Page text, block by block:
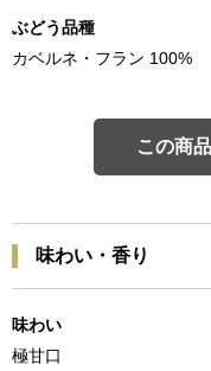
ぶどう品種
カベルネ・フラン 100%
この商
味わい・香り
味わい
極甘口